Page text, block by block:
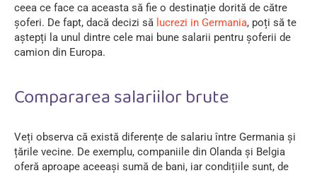
ceea ce face ca aceasta să fie o destinație dorită de către
șoferi. De fapt, dacă decizi să lucrezi in Germania, poți să te
aștepți la unul dintre cele mai bune salarii pentru șoferii de
camion din Europa.
Compararea salariilor brute
Veți observa că există diferențe de salariu între Germania și
țările vecine. De exemplu, companiile din Olanda și Belgia
oferă aproape aceeași sumă de bani, iar condițiile sunt, de